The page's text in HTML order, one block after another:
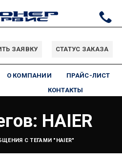
ЗАЯВКУ СТАТУС ЗАКАЗА
О КОМПАНИИ
ПРАЙС-ЛИСТ
КОНТАКТЫ
HAIER
С ТЕГАМИ "HAIER"